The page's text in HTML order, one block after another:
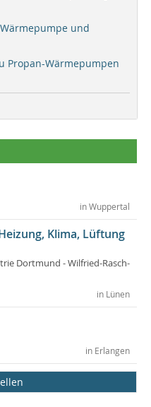
und
Propan-Wärmepumpen
in Wuppertal
Klima, Lüftung
Dortmund - Wilfried-Rasch-
in Lünen
in Erlangen